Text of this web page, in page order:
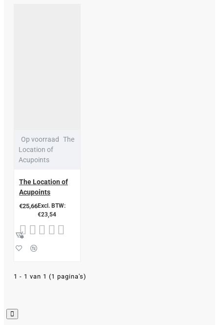
Op voorraad
The
Location of
Acupoints
The Location of
Acupoints
€25,66Excl. BTW:
€23,54
1 - 1 van 1 (1 pagina's)